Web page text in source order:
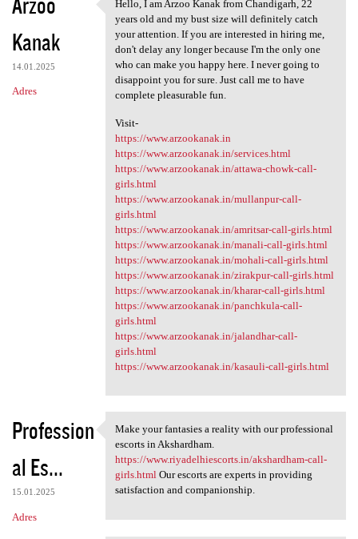
Kanak
14.01.2025
Adres
Hello, I am Arzoo Kanak from
Hello, I am Arzoo Kanak from Chandigarh, 22
years old and my bust size will definitely catch
your attention. If you are interested in hiring me,
don't delay any longer because I'm the only one
who can make you happy here. I never going to
disappoint you for sure. Just call me to have
complete pleasurable fun.
Visit-
https://www.arzookanak.in
https://www.arzookanak.in/services.html
https://www.arzookanak.in/attawa-chowk-call-
girls.html
https://www.arzookanak.in/mullanpur-call-
girls.html
https://www.arzookanak.in/amritsar-call-girls.html
https://www.arzookanak.in/manali-call-girls.html
https://www.arzookanak.in/mohali-call-girls.html
https://www.arzookanak.in/zirakpur-call-girls.html
https://www.arzookanak.in/kharar-call-girls.html
https://www.arzookanak.in/panchkula-call-
girls.html
https://www.arzookanak.in/jalandhar-call-
girls.html
https://www.arzookanak.in/kasauli-call-girls.html
Profession
al Es...
15.01.2025
Adres
Make your fantasies a reality
Make your fantasies a reality with our professional
escorts in Akshardham.
https://www.riyadelhiescorts.in/akshardham-call-
girls.htmlOur escorts are experts in providing
satisfaction and companionship.